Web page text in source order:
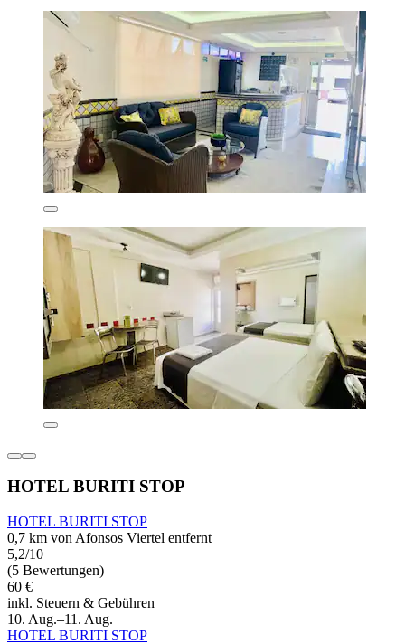
HOTEL BURITI STOP
HOTEL BURITI STOP
0,7 km von Afonsos Viertel entfernt
5,2/10
(5 Bewertungen)
60 €
inkl. Steuern & Gebühren
10. Aug.–11. Aug.
HOTEL BURITI STOP